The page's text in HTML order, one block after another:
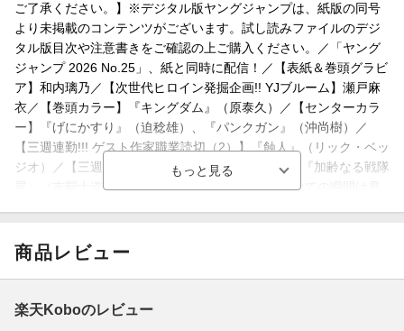
ご了承ください。】※デジタル版ヤングジャンプは、紙版の同号
より未掲載のコンテンツがございます。試し読みファイルのデジ
タル版目次や注意書きをご確認の上ご購入ください。／「ヤング
ジャンプ 2026 No.25」、紙と同時に配信！／【表紙＆巻頭グラビ
ア】和内璃乃／【次世代ヒロイン発掘企画!! YJブルーム】瀬戸麻
衣／【巻頭カラー】『キングダム』（原泰久）／【センターカラ
ー】『げにかすり』（迫稔雄）、『パンクガン』（沖尚樹）／
【三週連勤!!! ゲスト作家職業読切（2）】『蝕人』（リック・ベッ
ジオ）／【三週連勤!!! ゲスト作家職業読切（3）】『加齢なる戦隊
屋』（吉嗣士道）／【巻末グラビア】岸田雅（すべての瞬間は君
商品レビュー
楽天Koboのレビュー